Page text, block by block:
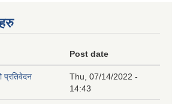
Post date
प्रतिवेदन
Thu, 07/14/2022 -
14:43